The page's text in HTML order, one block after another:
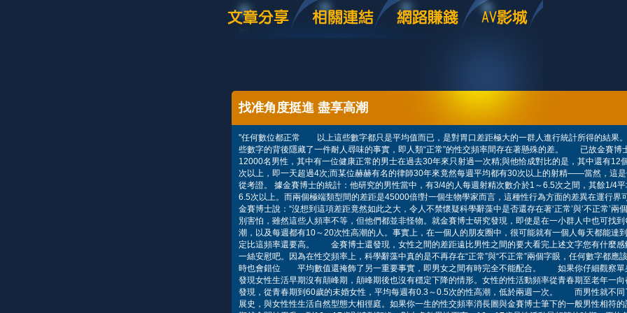
找准角度挺進 盡享高潮
"任何數位都正常 以上這些數字都只是平均值而已，是對胃口差距極大的一群人進行統計所得的結果
些數字的背後隱藏了一件耐人尋味的事實，即人類“正常”的性交頻率間存在著懸殊的差。 已故金賽博
12000名男性，其中有一位健康正常的男士在過去30年來只射過一次精;與他恰成對比的是，其中還有12
次以上，即一天超過4次;而某位赫赫有名的律師30年來竟然每週平均都有30次以上的射精——當然，這
從考證。 據金賽博士的統計：他研究的男性當中，有3/4的人每週射精次數介於1～6.5次之間，其餘1/4
6.5次以上。而兩個極端類型間的差距是45000倍!對一個生物學家而言，這種性行為方面的差異在運行界
金賽博士說：“沒想到這項差距竟然如此之大，令人不禁懷疑科學辭藻中是否還存在著‘正常’與‘不正常’
別害怕，雖然這些人頻率不等，但他們都並非怪物。就金賽博士研究發現，即使是在一小群人中也可找
潮，以及每週都有10～20次性高潮的人。事實上，在一個人的朋友圈中，很可能就有一個人每天都能達
定比這頻率還要高。 金賽博士還發現，女性之間的差距遠比男性之間的要大看完上述文字您有什麼感
一絲安慰吧。因為在性交頻率上，科學辭藻中真的是不再存在“正常”與“不正常”兩個字眼，任何數字都
時也會錯位 平均數值還掩飾了另一重要事實，即男女之間有時完全不能配合。 如果你仔細觀察單
發現女性生活早期沒有顛峰期，顛峰期後也沒有穩定下降的情形。女性的性活動頻率從青春期至老年一
發現，從青春期到60歲的未婚女性，平均每週有0.3～0.5次的性高潮，低於兩週一次。 而男性就不同
展史，與女性性生活自然型態大相徑庭。如果你一生的性交頻率消長圖與金賽博士筆下的一般男性相符